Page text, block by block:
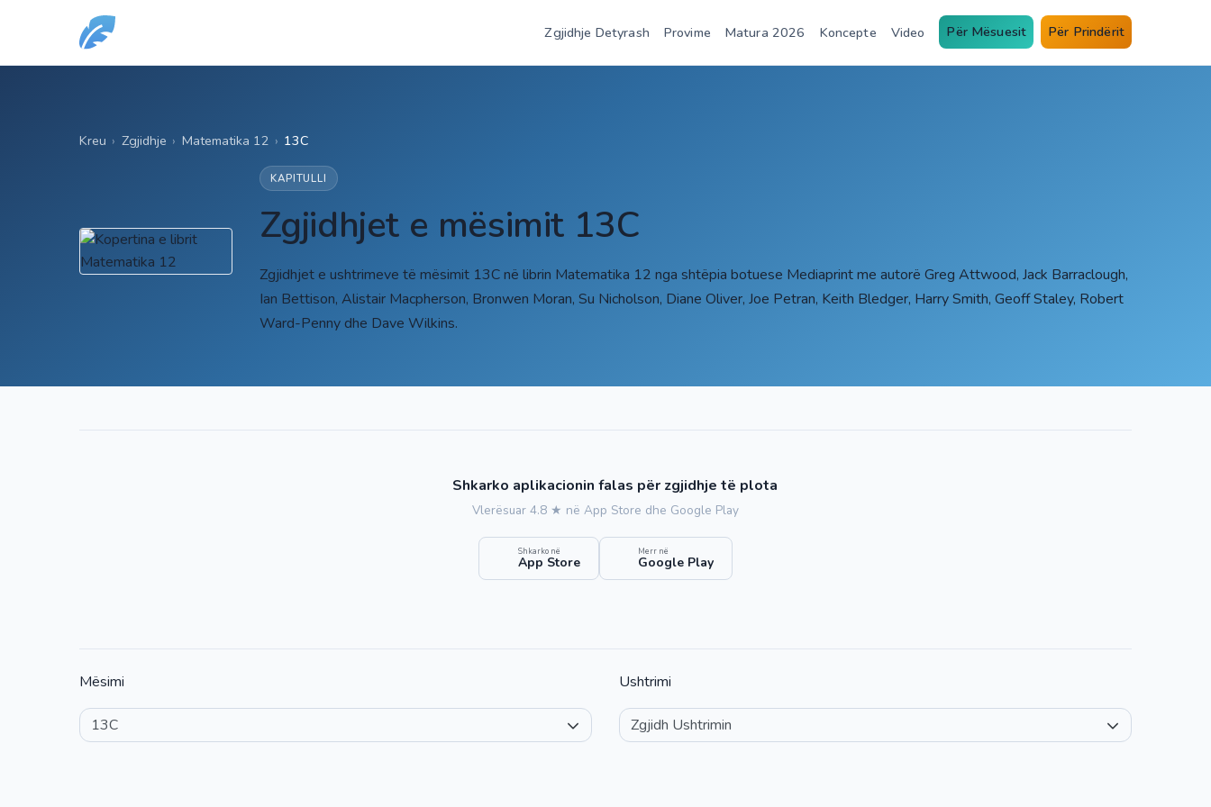
Zgjidhje Detyrash Provime Matura 2026 Koncepte Video Për Mësuesit Për Prindërit
Kreu › Zgjidhje › Matematika 12 › 13C
KAPITULLI
Zgjidhjet e mësimit 13C
Zgjidhjet e ushtrimeve të mësimit 13C në librin Matematika 12 nga shtëpia botuese Mediaprint me autorë Greg Attwood, Jack Barraclough,
Ian Bettison, Alistair Macpherson, Bronwen Moran, Su Nicholson, Diane Oliver, Joe Petran, Keith Bledger, Harry Smith, Geoff Staley, Robert
Ward-Penny dhe Dave Wilkins.
Shkarko aplikacionin falas për zgjidhje të plota
Vlerësuar 4.8 ★ në App Store dhe Google Play
Shkarko në
App Store
Merr në
Google Play
Mësimi Ushtrimi